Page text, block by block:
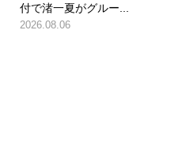
付で渚一夏がグルー...
2026.08.06